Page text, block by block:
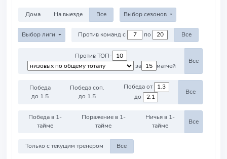
Дома На выезде Все Выбор сезонов
Выбор лиги Против команд с по Все
Против ТОП-
за
матчей
Все
Победа
до 1.5
Победа соп.
до 1.5
Победа от
до
Все
Победа в 1-
тайме
Поражение в 1-
тайме
Ничья в 1-
тайме
Все
Только с текущим тренером Все